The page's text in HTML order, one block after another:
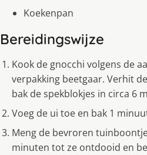
Koekenpan
Bereidingswijze
Kook de gnocchi volgens de
verpakking beetgaar. Verhit
bak de spekblokjes in circa 6
Voeg de ui toe en bak 1
Meng de bevroren
minuten tot ze ontdooid en